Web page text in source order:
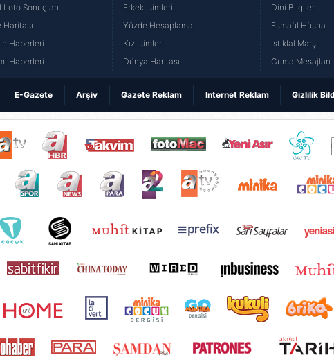
Loto Sonuçları
Haritası
Haberleri
Haberleri
Erkek İsimleri
Yüzde Hesaplama
Kız İsimleri
Dünya Haritası
Dini Bilgiler
Esmaül Hüsna
İstiklal Marşı
Cuma Mesajları
E-Gazete Arşiv Gazete Reklam Internet Reklam Gizlilik